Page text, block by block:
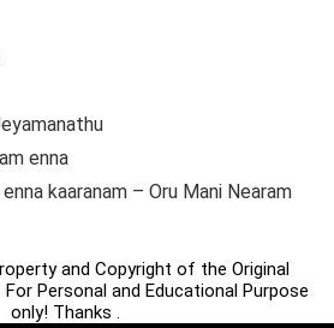
enna
kaaranam – Oru Mani Nearam
and Copyright of the Original
Personal and Educational Purpose
only! Thanks .